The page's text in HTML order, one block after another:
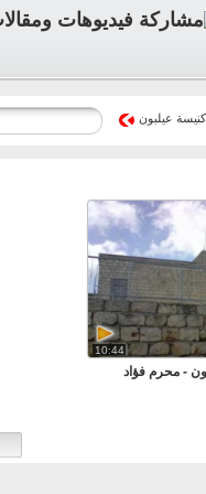
كنيسة عيلبون
10:44
- محرم فؤاد